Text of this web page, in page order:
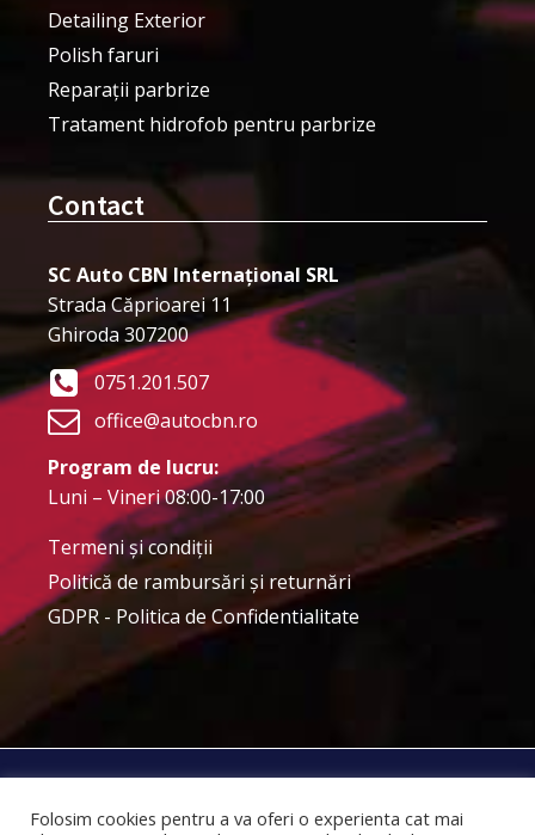
Detailing Exterior
Polish faruri
Reparații parbrize
Tratament hidrofob pentru parbrize
Contact
SC Auto CBN Internațional SRL
Strada Căprioarei 11
Ghiroda 307200
0751.201.507
office@autocbn.ro
Program de lucru:
Luni – Vineri 08:00-17:00
Termeni şi condiţii
Politică de rambursări și returnări
GDPR - Politica de Confidentialitate
SC Auto CBN Internațional SRL © 2025
Folosim cookies pentru a va oferi o experienta cat mai